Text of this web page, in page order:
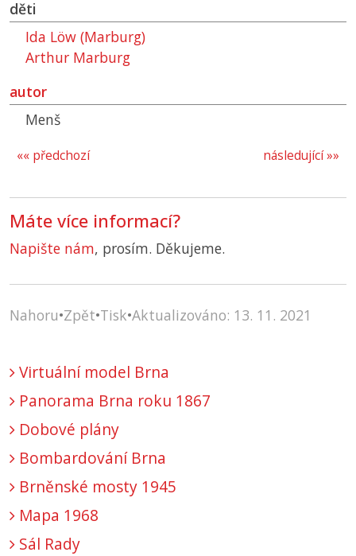
děti
Ida Löw (Marburg)
Arthur Marburg
autor
Menš
následující »»
«« předchozí
Máte více informací?
Napište nám, prosím. Děkujeme.
Nahoru•Zpět•Tisk•Aktualizováno: 13. 11. 2021
Virtuální model Brna
Panorama Brna roku 1867
Dobové plány
Bombardování Brna
Brněnské mosty 1945
Mapa 1968
Sál Rady